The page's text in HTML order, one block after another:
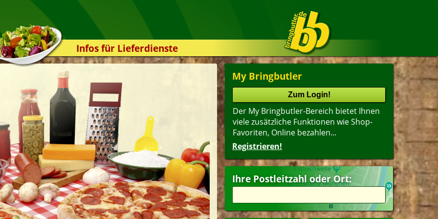
Infos für Lieferdienste
Kassensystem
Zuverlässigkeit
Sicherheit
Der Online-Shop
Das Bestellsystem
Der Bestellvorgang
Übertragung
Testshop
Styles
Kontakt
My Bringbutler
Der My Bringbutler-Bereich bietet Ihnen
viele zusätzliche Funktionen wie Shop-
Favoriten, Online bezahlen...
Registrieren!
Ihre Postleitzahl oder Ort: